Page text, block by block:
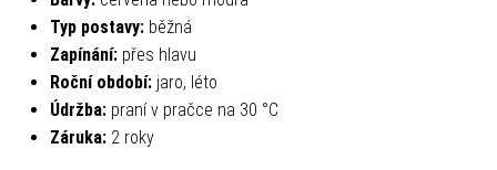
Typ postavy: běžná
Zapínání: přes hlavu
Roční období: jaro, léto
Údržba: praní v pračce na 30 °C
Záruka: 2 roky